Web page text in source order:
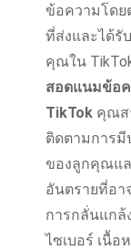
ข้อความโดย
ที่ส่งและได้รั
คุณใน
สอดแนมข้อ
TikTok คุณส
ติดตามการ
ของลูกคุณแ
อันตรายที่อา
การกลั่นแกล้
ไซเบอร์ เนื้อ